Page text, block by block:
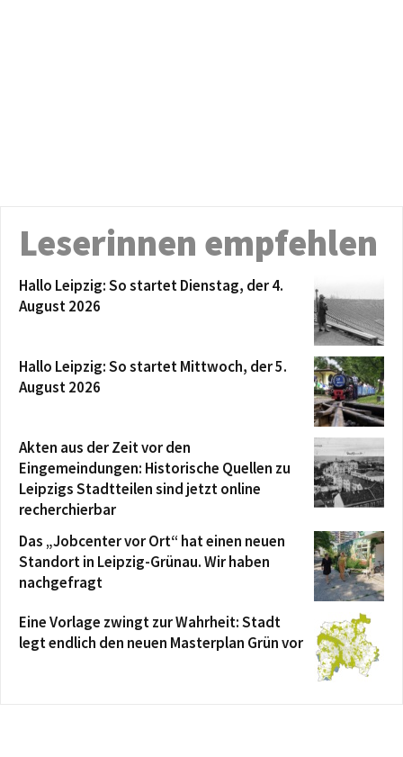
Leserinnen empfehlen
Hallo Leipzig: So startet Dienstag, der 4.
August 2026
Hallo Leipzig: So startet Mittwoch, der 5.
August 2026
Akten aus der Zeit vor den
Eingemeindungen: Historische Quellen zu
Leipzigs Stadtteilen sind jetzt online
recherchierbar
Das „Jobcenter vor Ort“ hat einen neuen
Standort in Leipzig-Grünau. Wir haben
nachgefragt
Eine Vorlage zwingt zur Wahrheit: Stadt
legt endlich den neuen Masterplan Grün vor